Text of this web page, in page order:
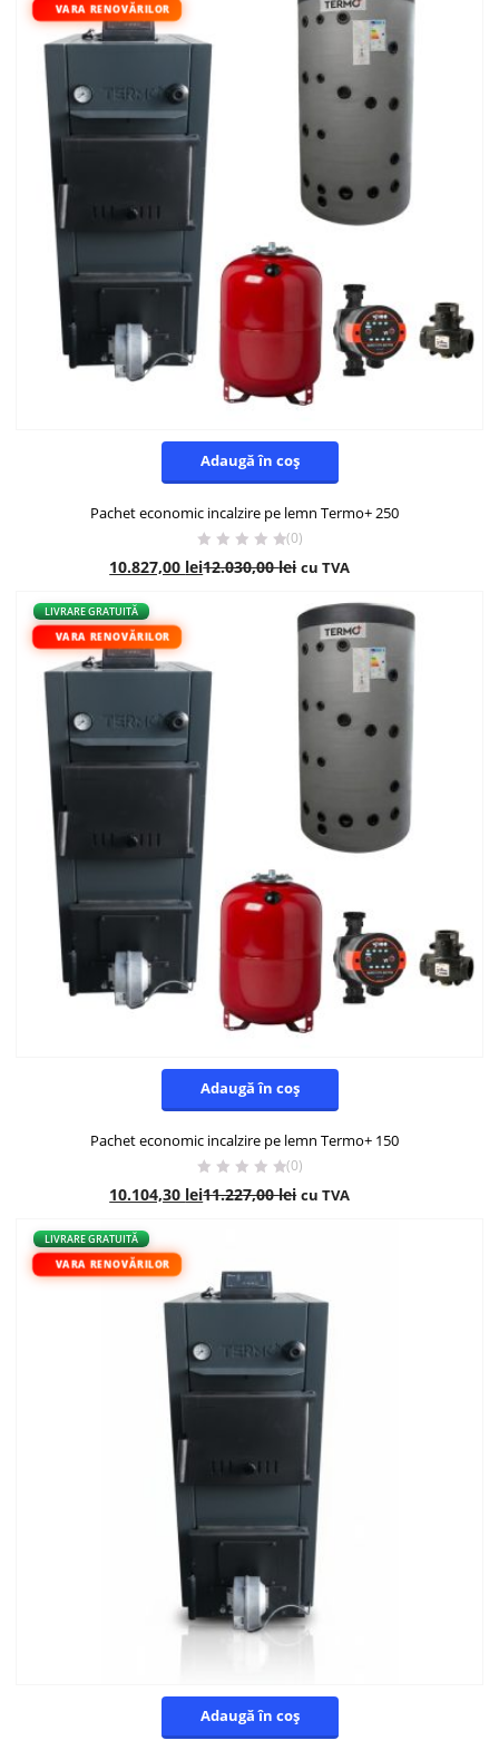
VARA RENOVĂRILOR
Adaugă în coș
Pachet economic incalzire pe lemn Termo+ 250
(0)
10.827,00 lei12.030,00lei cu TVA
VARA RENOVĂRILOR
LIVRARE GRATUITĂ
Adaugă în coș
Pachet economic incalzire pe lemn Termo+ 150
(0)
10.104,30 lei11.227,00lei cu TVA
VARA RENOVĂRILOR
LIVRARE GRATUITĂ
Adaugă în coș